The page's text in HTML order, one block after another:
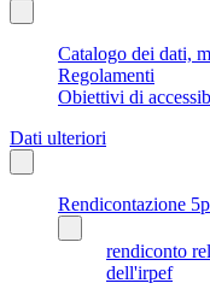
Catalogo dei dati,
Regolamenti
Obiettivi di
Dati ulteriori
Rendicontazione
rendiconto
dell'irpef